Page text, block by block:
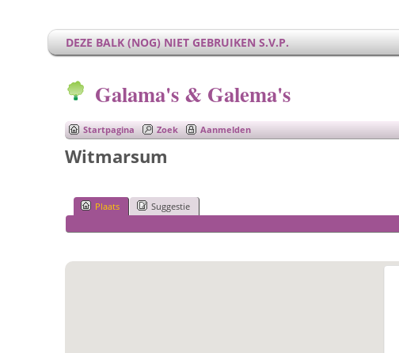
DEZE BALK (NOG) NIET GEBRUIKEN S.V.P.
Galama's & Galema's
Startpagina Zoek Aanmelden
Witmarsum
Plaats Suggestie